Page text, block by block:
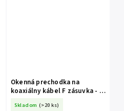
Okenná prechodka na
koaxiálny kábel F zásuvka - F
Skladom (>20 ks)